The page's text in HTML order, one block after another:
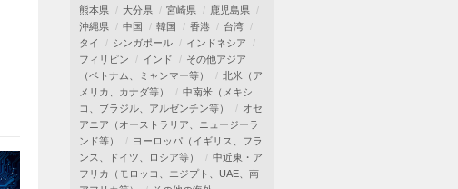
熊本県
大分県 宮崎県
鹿児島県
沖縄県
中国 韓国 香港
台湾
タイ
シンガポール
インドネシア
フィリピン
インド
その他アジア
（ベトナム、ミャンマー等）
北米（ア
メリカ、カナダ等）
中南米（メキシ
コ、ブラジル、アルゼンチン等）
オセ
アニア（オーストラリア、ニュージーラ
ンド等）
ヨーロッパ（イギリス、フラ
ンス、ドイツ、ロシア等）
中近東・ア
フリカ（モロッコ、エジプト、UAE、南